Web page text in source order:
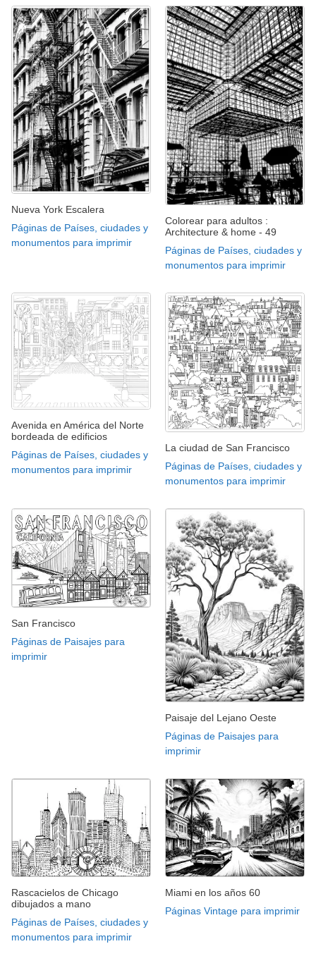
Nueva York Escalera
Páginas de Países, ciudades y
monumentos para imprimir
Colorear para adultos :
Architecture & home - 49
Páginas de Países, ciudades y
monumentos para imprimir
Avenida en América del Norte
bordeada de edificios
Páginas de Países, ciudades y
monumentos para imprimir
La ciudad de San Francisco
Páginas de Países, ciudades y
monumentos para imprimir
San Francisco
Páginas de Paisajes para
imprimir
Paisaje del Lejano Oeste
Páginas de Paisajes para
imprimir
Rascacielos de Chicago
dibujados a mano
Páginas de Países, ciudades y
monumentos para imprimir
Miami en los años 60
Páginas Vintage para imprimir